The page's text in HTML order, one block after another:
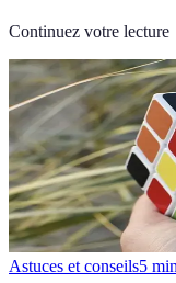
Continuez votre lecture
Astuces et conseils5 min